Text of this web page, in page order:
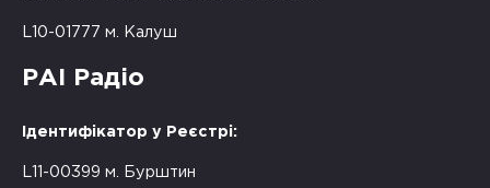
L10-01777 м. Калуш
РАІ Радіо
Ідентифікатор у Реєстрі:
L11-00399 м. Бурштин